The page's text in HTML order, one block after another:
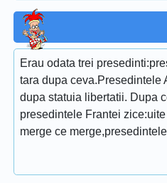
Erau odata trei
tara dupa ceva.Presedintele
dupa statuia libertatii. Dupa
presedintele Frantei
merge ce